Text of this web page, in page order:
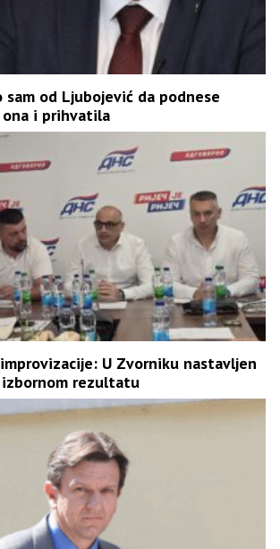
od Ljubojević da podnese
i prihvatila
U Zvorniku nastavljen
rezultatu